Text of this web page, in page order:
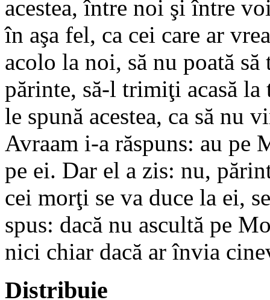
acestea, între noi şi între
în aşa fel, ca cei care ar
acolo la noi, să nu poată
părinte, să-l trimiţi acasă
le spună acestea, ca să nu
Avraam i-a răspuns: au pe
pe ei. Dar el a zis: nu,
cei morţi se va duce la ei,
spus: dacă nu ascultă pe
nici chiar dacă ar învia
Distribuie